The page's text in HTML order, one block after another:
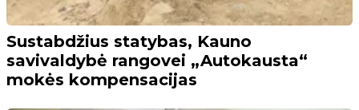
Sustabdžius statybas, Kauno
savivaldybė rangovei „Autokausta“
mokės kompensacijas